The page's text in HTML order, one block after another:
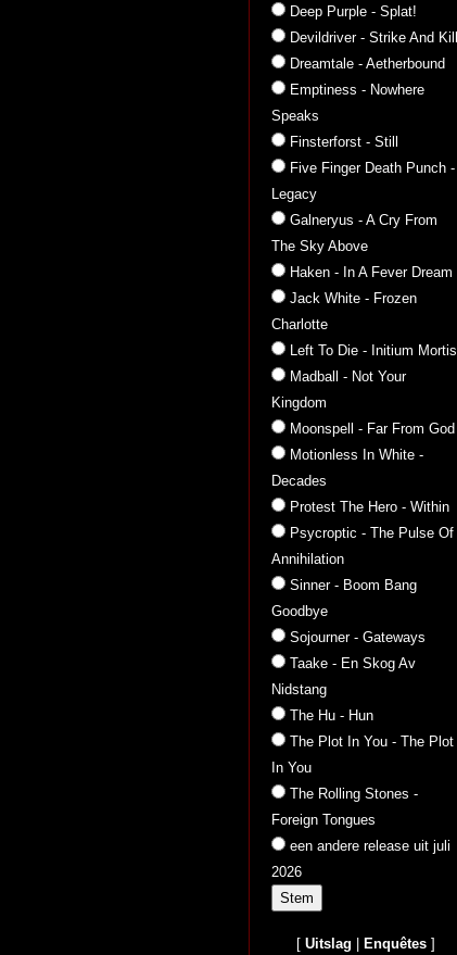
Deep Purple - Splat!
Devildriver - Strike And Kill
Dreamtale - Aetherbound
Emptiness - Nowhere
Speaks
Finsterforst - Still
Five Finger Death Punch -
Legacy
Galneryus - A Cry From
The Sky Above
Haken - In A Fever Dream
Jack White - Frozen
Charlotte
Left To Die - Initium Mortis
Madball - Not Your
Kingdom
Moonspell - Far From God
Motionless In White -
Decades
Protest The Hero - Within
Psycroptic - The Pulse Of
Annihilation
Sinner - Boom Bang
Goodbye
Sojourner - Gateways
Taake - En Skog Av
Nidstang
The Hu - Hun
The Plot In You - The Plot
In You
The Rolling Stones -
Foreign Tongues
een andere release uit juli
2026
[Uitslag Enquêtes ]